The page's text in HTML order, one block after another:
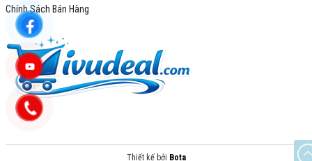
Chính Sách Bán Hàng
Thiết kế bởi Bota